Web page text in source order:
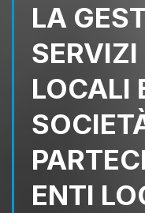
LA
LOCALI
ENTI